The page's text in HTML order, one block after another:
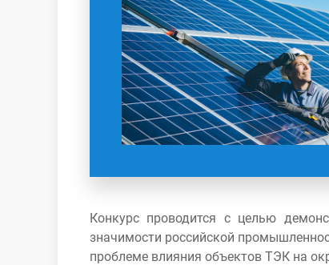
Конкурс проводится с целью
значимости российской
проблеме влияния объектов ТЭК на